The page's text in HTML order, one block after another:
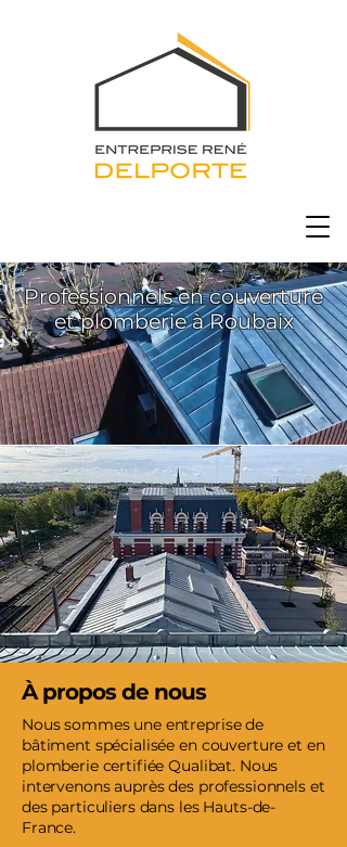
Professionnels en couverture
et plomberie à Roubaix
À propos de nous
Nous sommes une entreprise de
bâtiment spécialisée en couverture et en
plomberie certifiée Qualibat. Nous
intervenons auprès des professionnels et
des particuliers dans les Hauts-de-
France.